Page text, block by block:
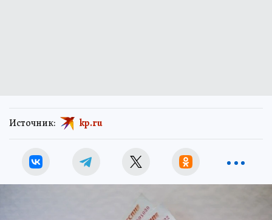
Источник: kp.ru